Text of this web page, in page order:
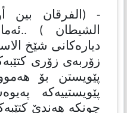
- (الفرقان بين
الشيطان )
دیارەكانی شێخ
زۆربەی زۆری
پێویستن بۆ
پێویستییەكە
چونكە هەندێ